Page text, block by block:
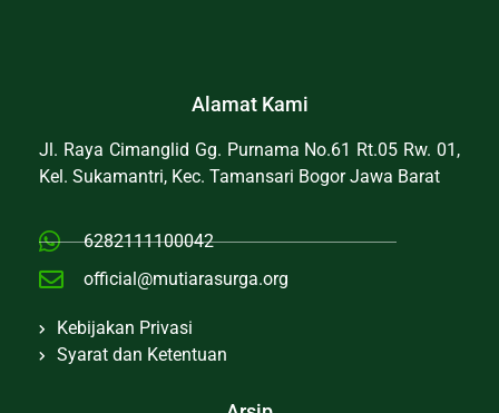
Alamat Kami
Jl. Raya Cimanglid Gg. Purnama No.61 Rt.05 Rw. 01,
Kel. Sukamantri, Kec. Tamansari Bogor Jawa Barat
6282111100042
official@mutiarasurga.org
Kebijakan Privasi
Syarat dan Ketentuan